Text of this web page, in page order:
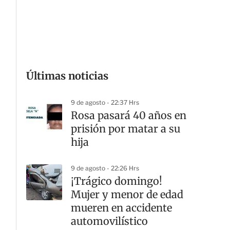
Últimas noticias
9 de agosto - 22:37 Hrs
Rosa pasará 40 años en
prisión por matar a su
hija
9 de agosto - 22:26 Hrs
¡Trágico domingo!
Mujer y menor de edad
mueren en accidente
automovilístico